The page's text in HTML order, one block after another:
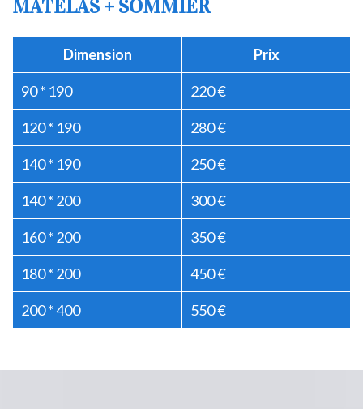
MATELAS + SOMMIER
Dimension Prix
90 * 190 220 €
120 * 190 280 €
140 * 190 250 €
140 * 200 300 €
160 * 200 350 €
180 * 200 450 €
200 * 400 550 €